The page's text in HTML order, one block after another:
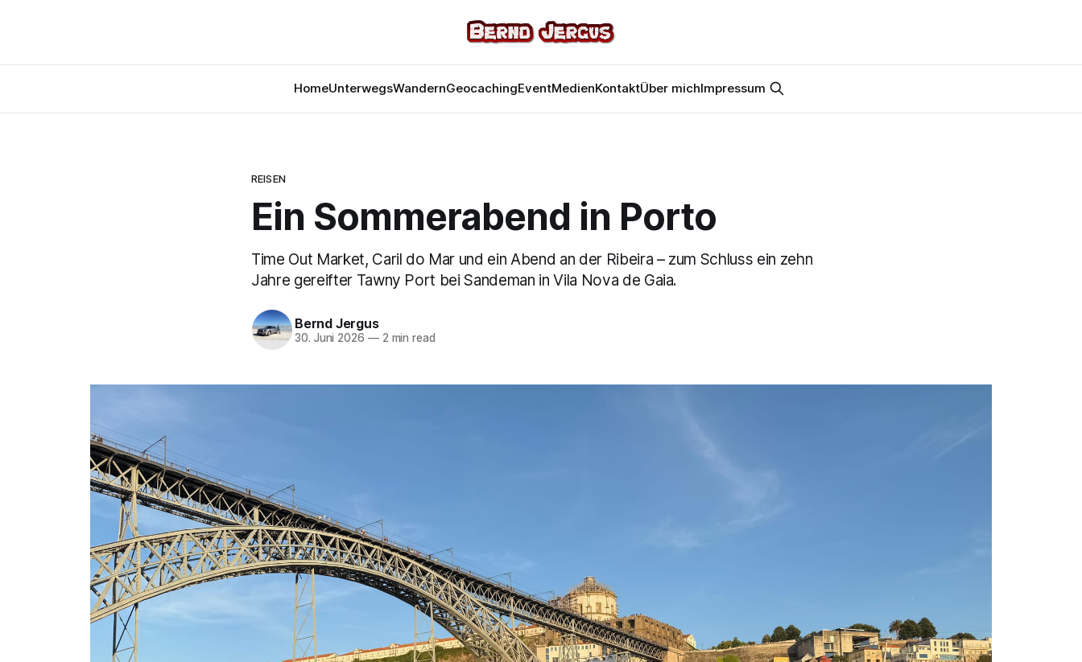
HomeUnterwegsWandernGeocachingEventMedienKontaktÜber michImpressum
REISEN
Ein Sommerabend in Porto
Time Out Market, Caril do Mar und ein Abend an der Ribeira – zum Schluss ein zehn
Jahre gereifter Tawny Port bei Sandeman in Vila Nova de Gaia.
Bernd Jergus
30. Juni 2026 —2 min read